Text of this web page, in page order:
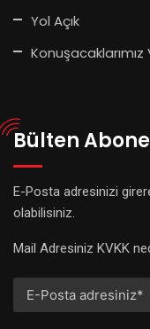
Yol Açık
Konuşacaklarımız
Bülten
E-Posta adresinizi
olabilisiniz.
Mail Adresiniz KVKK